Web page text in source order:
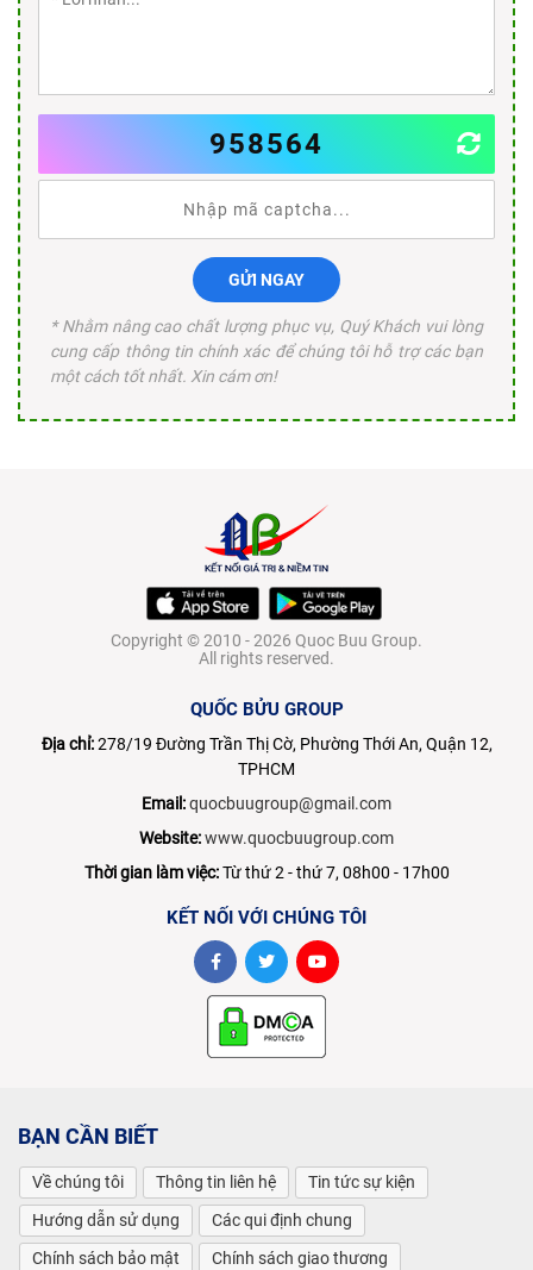
958564
GỬI NGAY
* Nhằm nâng cao chất lượng phục vụ, Quý Khách vui lòng
cung cấp thông tin chính xác để chúng tôi hỗ trợ các bạn
một cách tốt nhất. Xin cám ơn!
Copyright © 2010 - 2026 Quoc Buu Group.
All rights reserved.
QUỐC BỬU GROUP
Địa chỉ:278/19 Đường Trần Thị Cờ, Phường Thới An, Quận 12,
TPHCM
Email:quocbuugroup@gmail.com
Website:www.quocbuugroup.com
Thời gian làm việc:Từ thứ 2 - thứ 7, 08h00 - 17h00
KẾT NỐI VỚI CHÚNG TÔI
BẠN CẦN BIẾT
Về chúng tôi Thông tin liên hệ
Tin tức sự kiện
Hướng dẫn sử dụng
Các qui định chung
Chính sách bảo mật
Chính sách giao thương